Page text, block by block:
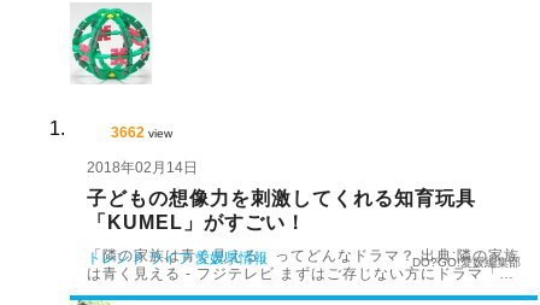
3662 view
2018年02月14日
子どもの想像力を刺激してくれる知育玩具
「KUMEL」がすごい！
「隣の家族は青く見える」ってどんなドラマ？ 出典:隣の家族
は青く見える - フジテレビ まずはご存じない方にドラマ「…
トレンド ライフ 愛媛県情報 DO?GO!愛媛編集部